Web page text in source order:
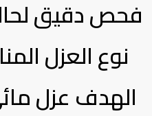
فحص دقيق
نوع العزل
الهدف عزل